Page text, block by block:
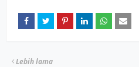
Lebih lama